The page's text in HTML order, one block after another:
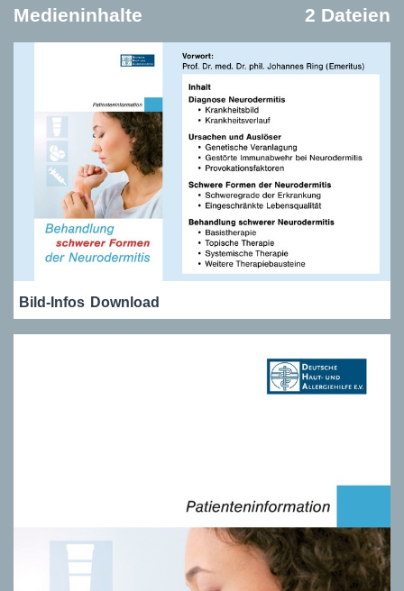
Medieninhalte 2 Dateien
Bild-Infos Download